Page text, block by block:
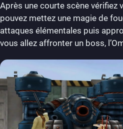
Après une courte scène vérifiez
pouvez mettez une magie de
attaques élémentales puis
vous allez affronter un boss,